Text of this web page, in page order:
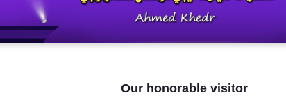
Our honorable visitor